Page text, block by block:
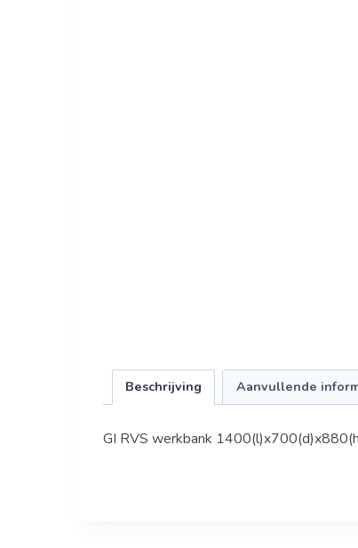
Beschrijving Aanvullende
GI RVS werkbank